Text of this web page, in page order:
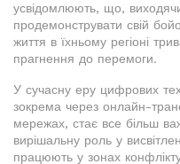
усвідомлюють, що,
продемонструвати свій
життя в їхньому регіоні
прагнення до перемоги.
У сучасну еру цифрових
зокрема через онлайн-
мережах, стає все більш
вирішальну роль у
працюють у зонах